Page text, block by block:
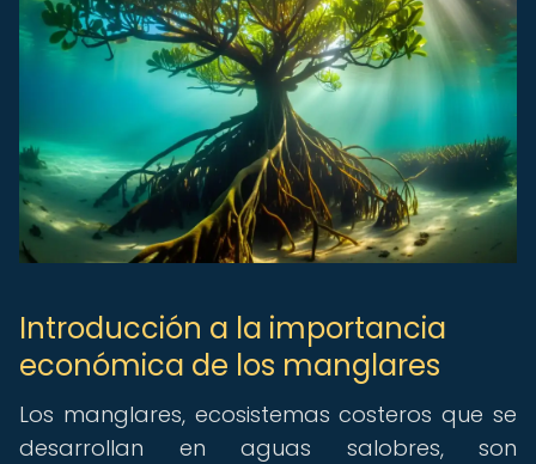
Introducción a la importancia
económica de los manglares
Los manglares, ecosistemas costeros que se
desarrollan en aguas salobres, son